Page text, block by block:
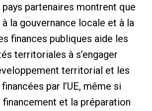
partenaires montrent que
la gouvernance locale et à la
finances publiques aide les
territoriales à s’engager
territorial et les
par l’UE, même si
financement et la préparation